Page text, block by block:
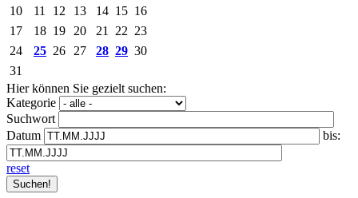
10
11 12 13 14 15 16
17
18 19 20 21 22 23
24
25 26 27 28 29 30
31
Hier können Sie gezielt suchen:
Kategorie
Suchwort
Datum
bis:
reset